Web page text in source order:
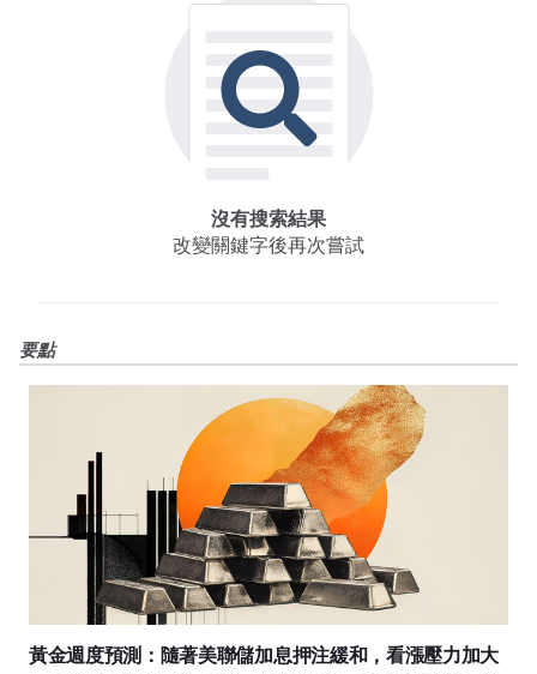
沒有搜索結果
改變關鍵字後再次嘗試
要點
黃金週度預測：隨著美聯儲加息押注緩和，看漲壓力加大